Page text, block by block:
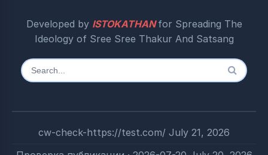
Developed by ISTOKATHAN for Spreading The
Ideology of Sree Sree Thakur And Satsang
Search
cw-check-https://test.com/ July 21, 2026